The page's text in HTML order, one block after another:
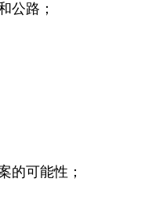
公路；
的可能性；